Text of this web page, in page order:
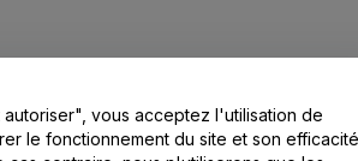
/ Nous contacter
autoriser", vous acceptez l'utilisation de
le fonctionnement du site et son efficacité